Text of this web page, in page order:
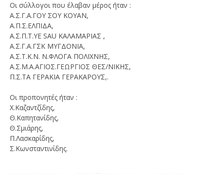
Οι σύλλογοι που έλαβαν μέρος ήταν :
Α.Σ.Γ.Α.ΓΟΥ ΣΟΥ ΚΟΥΑΝ,
Α.Π.Σ.ΕΛΠΙΔΑ,
Α.Σ.Π.Τ.YE SAU ΚΑΛΑΜΑΡΙΑΣ ,
Α.Σ.Γ.Α.ΓΣΚ ΜΥΓΔΟΝΙΑ,
Α.Σ.Τ.Κ.Ν. Ν.ΦΛΟΓΑ ΠΟΛΙΧΝΗΣ,
Α.Σ.Μ.Α.ΑΓΙΟΣ.ΓΕΩΡΓΙΟΣ ΘΕΣ/ΝΙΚΗΣ,
Π.Σ.ΤΑ ΓΕΡΑΚΙΑ ΓΕΡΑΚΑΡΟΥΣ,.
Οι προπονητές ήταν :
Χ.Καζαντζίδης,
Θ.Καπητανίδης,
Θ.Σμιάρης,
Π.Λασκαρίδης,
Σ.Κωνσταντινίδης.